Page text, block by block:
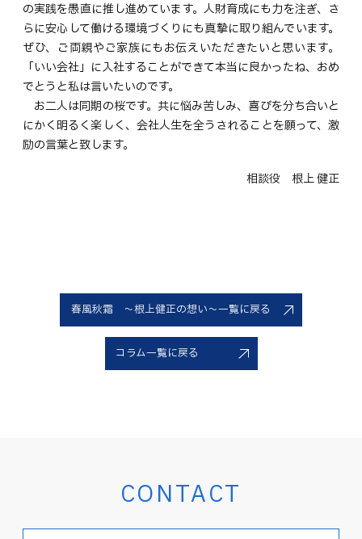
の実践を愚直に推し進めています。人財育成にも力を注ぎ、さ
らに安心して働ける環境づくりにも真摯に取り組んでいます。
ぜひ、ご両親やご家族にもお伝えいただきたいと思います。
「いい会社」に入社することができて本当に良かったね、おめ
でとうと私は言いたいのです。
お二人は同期の桜です。共に悩み苦しみ、喜びを分ち合いと
にかく明るく楽しく、会社人生を全うされることを願って、激
励の言葉と致します。
相談役 根上 健正
春風秋霜 ～根上健正の想い～一覧に戻る
コラム一覧に戻る
CONTACT